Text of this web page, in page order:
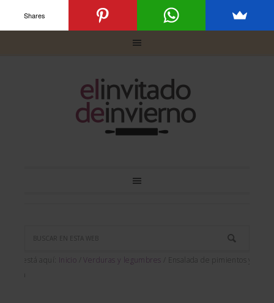
Usted está aquí: Inicio Verduras y legumbres
Ensalada de pimientos y
naranja
Shares